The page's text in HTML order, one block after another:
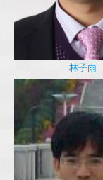
林子雨